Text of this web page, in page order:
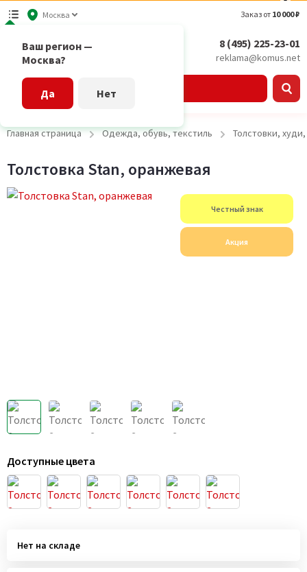
Москва
Ваш регион —
Москва?
Да Нет
Заказ от 10 000 ₽
8 (495) 225-23-01
reklama@komus.net
Главная страница Одежда, обувь, текстиль Толстовки,
Толстовка Stan, оранжевая
Честный знак
Акция
Доступные цвета
Нет на складе